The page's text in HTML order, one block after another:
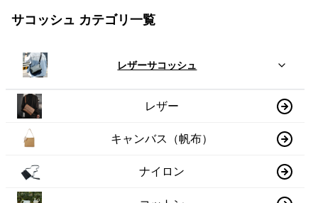
サコッシュ カテゴリ一覧
レザーサコッシュ
レザー
キャンバス（帆布）
ナイロン